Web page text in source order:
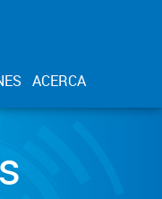
ACERCA